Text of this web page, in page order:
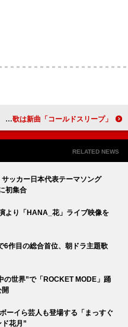
Perfumeのドキュメンタリー映画、主題歌は新曲「コールドスリープ」
RELATED NEWS
ッカー日本代表テーマソング
初集合
より「HANA_花」ライブ映像を
6作目の総合首位、朝ドラ主題歌
の世界”で「ROCKET MODE」踊
開
ーイら芸人も登場する「まっすぐ
花月”